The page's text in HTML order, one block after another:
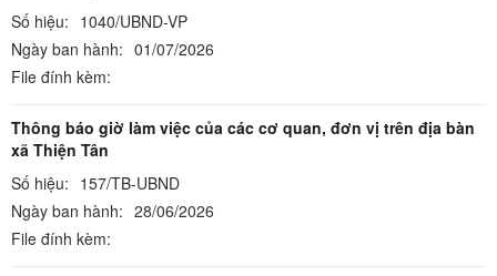
Số hiệu: 1040/UBND-VP
Ngày ban hành: 01/07/2026
File đính kèm:
Thông báo giờ làm việc của các cơ quan, đơn vị trên địa bàn
xã Thiện Tân
Số hiệu: 157/TB-UBND
Ngày ban hành: 28/06/2026
File đính kèm: